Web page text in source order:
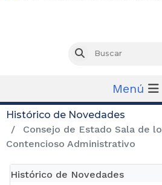
Buscar
Menú
Histórico de Novedades
Consejo de Estado Sala de lo
Contencioso Administrativo
Histórico de Novedades